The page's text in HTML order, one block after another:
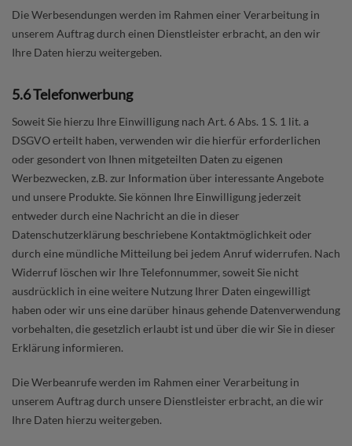
Die Werbesendungen werden im Rahmen einer Verarbeitung in
unserem Auftrag durch einen Dienstleister erbracht, an den wir
Ihre Daten hierzu weitergeben.
5.6 Telefonwerbung
Soweit Sie hierzu Ihre Einwilligung nach Art. 6 Abs. 1 S. 1 lit. a
DSGVO erteilt haben, verwenden wir die hierfür erforderlichen
oder gesondert von Ihnen mitgeteilten Daten zu eigenen
Werbezwecken, z.B. zur Information über interessante Angebote
und unsere Produkte. Sie können Ihre Einwilligung jederzeit
entweder durch eine Nachricht an die in dieser
Datenschutzerklärung beschriebene Kontaktmöglichkeit oder
durch eine mündliche Mitteilung bei jedem Anruf widerrufen. Nach
Widerruf löschen wir Ihre Telefonnummer, soweit Sie nicht
ausdrücklich in eine weitere Nutzung Ihrer Daten eingewilligt
haben oder wir uns eine darüber hinaus gehende Datenverwendung
vorbehalten, die gesetzlich erlaubt ist und über die wir Sie in dieser
Erklärung informieren.
Die Werbeanrufe werden im Rahmen einer Verarbeitung in
unserem Auftrag durch unsere Dienstleister erbracht, an die wir
Ihre Daten hierzu weitergeben.